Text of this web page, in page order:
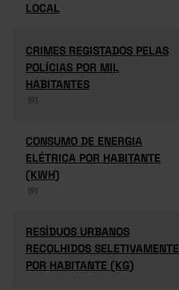
LOCAL
LOCAL
CRIMES REGISTADOS PELAS
POLÍCIAS POR MIL
HABITANTES
(6)
CRIMES REGISTADOS PELAS
POLÍCIAS POR MIL
HABITANTES
(6)
CONSUMO DE ENERGIA
ELÉTRICA POR HABITANTE
(KWH)
(6)
CONSUMO DE ENERGIA
ELÉTRICA POR HABITANTE
(KWH)
(6)
RESÍDUOS URBANOS
RECOLHIDOS SELETIVAMENTE
POR HABITANTE (KG)
RESÍDUOS URBANOS
RECOLHIDOS SELETIVAMENTE
POR HABITANTE (KG)